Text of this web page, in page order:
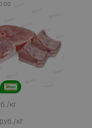
кг
руб./кг